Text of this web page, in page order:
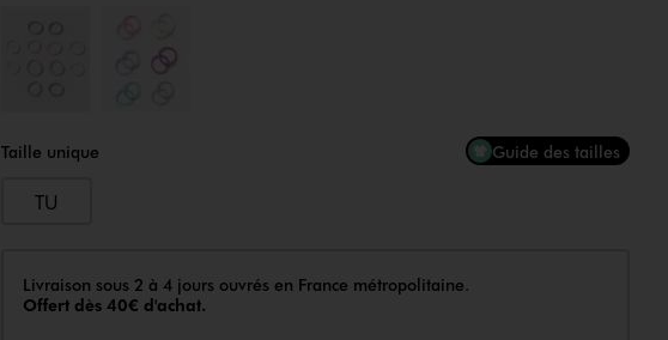
Taille unique Guide des tailles
TU
Livraison
Livraison sous 2 à 4 jours ouvrés en France métropolitaine.
Offert dès 40€ d'achat.